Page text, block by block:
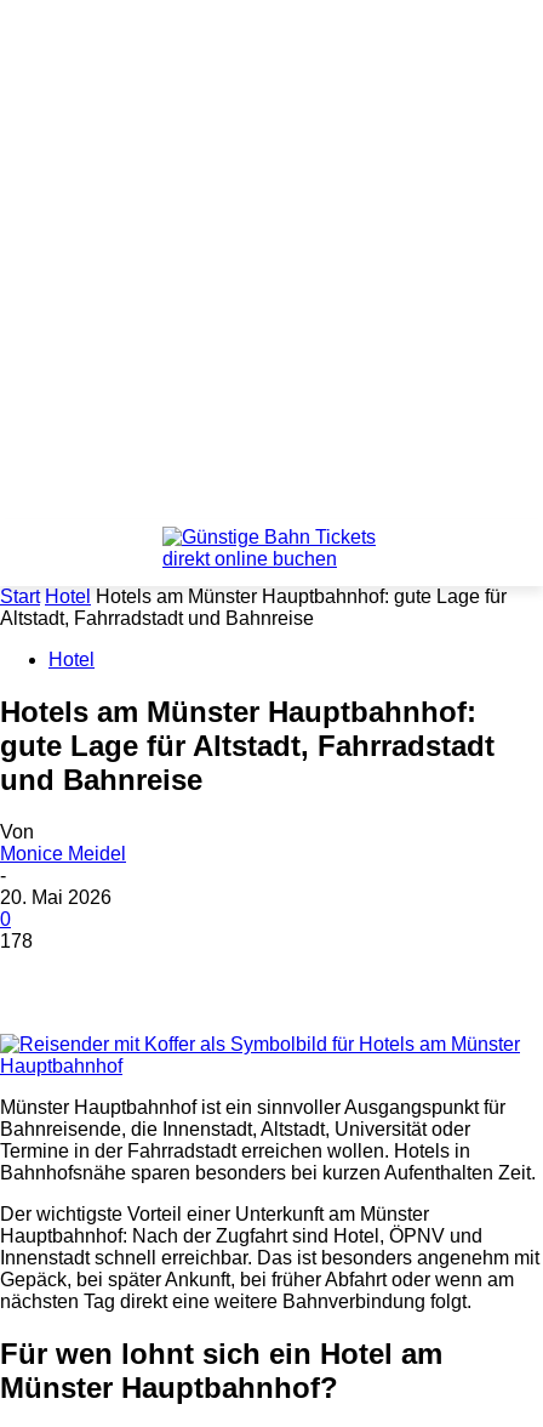
Start Hotel Hotels am Münster Hauptbahnhof: gute Lage für
Altstadt, Fahrradstadt und Bahnreise
Hotel
Hotels am Münster Hauptbahnhof:
gute Lage für Altstadt, Fahrradstadt
und Bahnreise
Von
Monice Meidel
-
20. Mai 2026
0
178
Münster Hauptbahnhof ist ein sinnvoller Ausgangspunkt für
Bahnreisende, die Innenstadt, Altstadt, Universität oder
Termine in der Fahrradstadt erreichen wollen. Hotels in
Bahnhofsnähe sparen besonders bei kurzen Aufenthalten Zeit.
Der wichtigste Vorteil einer Unterkunft am Münster
Hauptbahnhof: Nach der Zugfahrt sind Hotel, ÖPNV und
Innenstadt schnell erreichbar. Das ist besonders angenehm mit
Gepäck, bei später Ankunft, bei früher Abfahrt oder wenn am
nächsten Tag direkt eine weitere Bahnverbindung folgt.
Für wen lohnt sich ein Hotel am
Münster Hauptbahnhof?